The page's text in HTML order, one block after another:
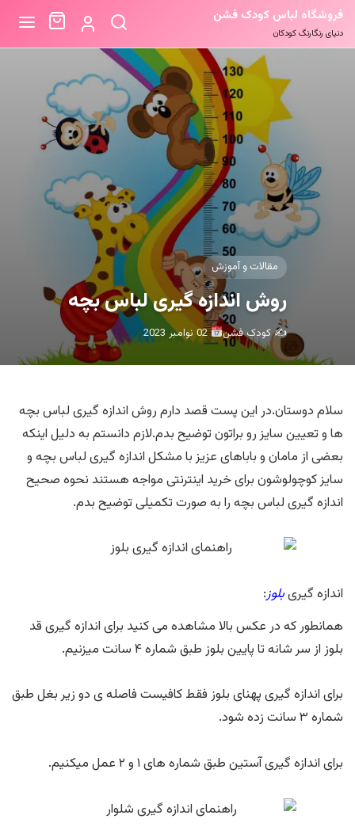
فروشگاه لباس کودک فشن
دنیای رنگارنگ کودکان
مقالات و آموزش
روش اندازه گیری لباس بچه
✍️ کودک فشن 02 نوامبر 2023
سلام دوستان.در این پست قصد دارم روش اندازه گیری لباس بچه
ها و تعیین سایز رو براتون توضیح بدم.لازم دانستم به دلیل اینکه
بعضی از مامان و باباهای عزیز با مشکل اندازه گیری لباس بچه و
سایز کوچولوشون برای خرید اینترنتی مواجه هستند نحوه صحیح
اندازه گیری لباس بچه را به صورت تکمیلی توضیح بدم.
اندازه گیریبلوز:
همانطور که در عکس بالا مشاهده می کنید برای اندازه گیری قد
بلوز از سر شانه تا پایین بلوز طبق شماره ۴ سانت میزنیم.
برای اندازه گیری پهنای بلوز فقط کافیست فاصله ی دو زیر بغل طبق
شماره ۳ سانت زده شود.
برای اندازه گیری آستین طبق شماره های ۱ و ۲ عمل میکنیم.